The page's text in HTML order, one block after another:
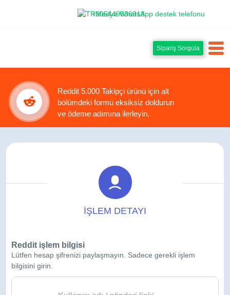
+905449636913
Sipariş Sorgula
Reddit 5.000 Takipçi ürünü için alt
bölümdeki formu eksiksiz doldurun
ve ödeme adımına ilerleyin.
İŞLEM DETAYI
Reddit işlem bilgisi
Lütfen hesap şifrenizi paylaşmayın. Sadece gerekli işlem
bilgisini girin.